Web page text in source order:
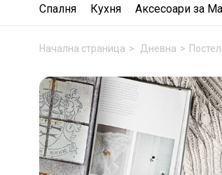
Спалня Кухня Аксесоари за
Начална страница Дневна